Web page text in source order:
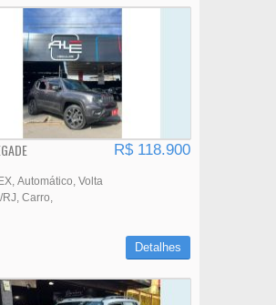
R$ 118.900
Automático Volta
RJ Carro
Detalhes